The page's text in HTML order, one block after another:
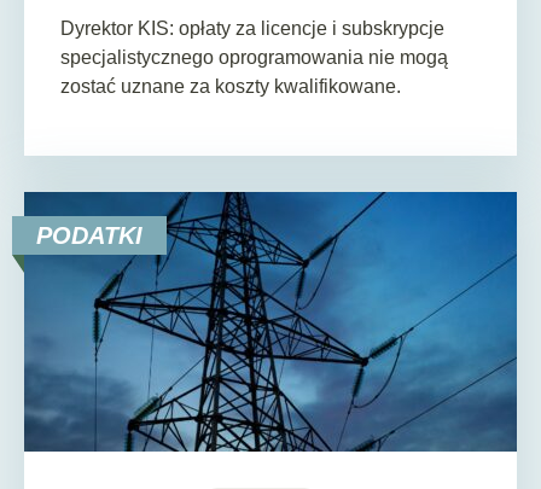
Dyrektor KIS: opłaty za licencje i subskrypcje
specjalistycznego oprogramowania nie mogą
zostać uznane za koszty kwalifikowane.
PODATKI